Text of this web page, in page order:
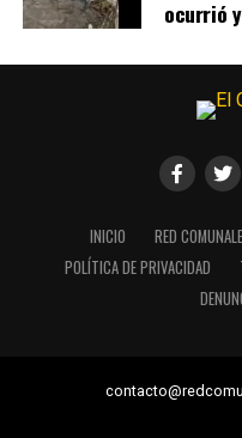
ocurrió
INICIO RED
POLÍTICA DE PRIVACIDAD